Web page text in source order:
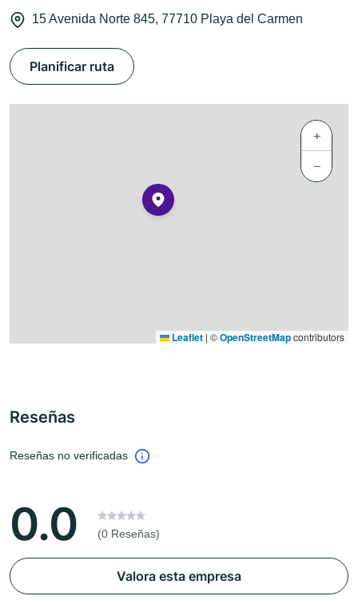
15 Avenida Norte 845, 77710 Playa del Carmen
Planificar ruta
+
−
Leaflet | ©OpenStreetMapcontributors
Reseñas
Reseñas no verificadas
0.0 (0 Reseñas)
Valora esta empresa